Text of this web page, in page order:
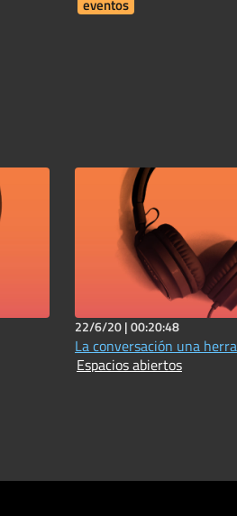
eventos
22/6/20 |00:20:48
La conversación una
Espacios abiertos